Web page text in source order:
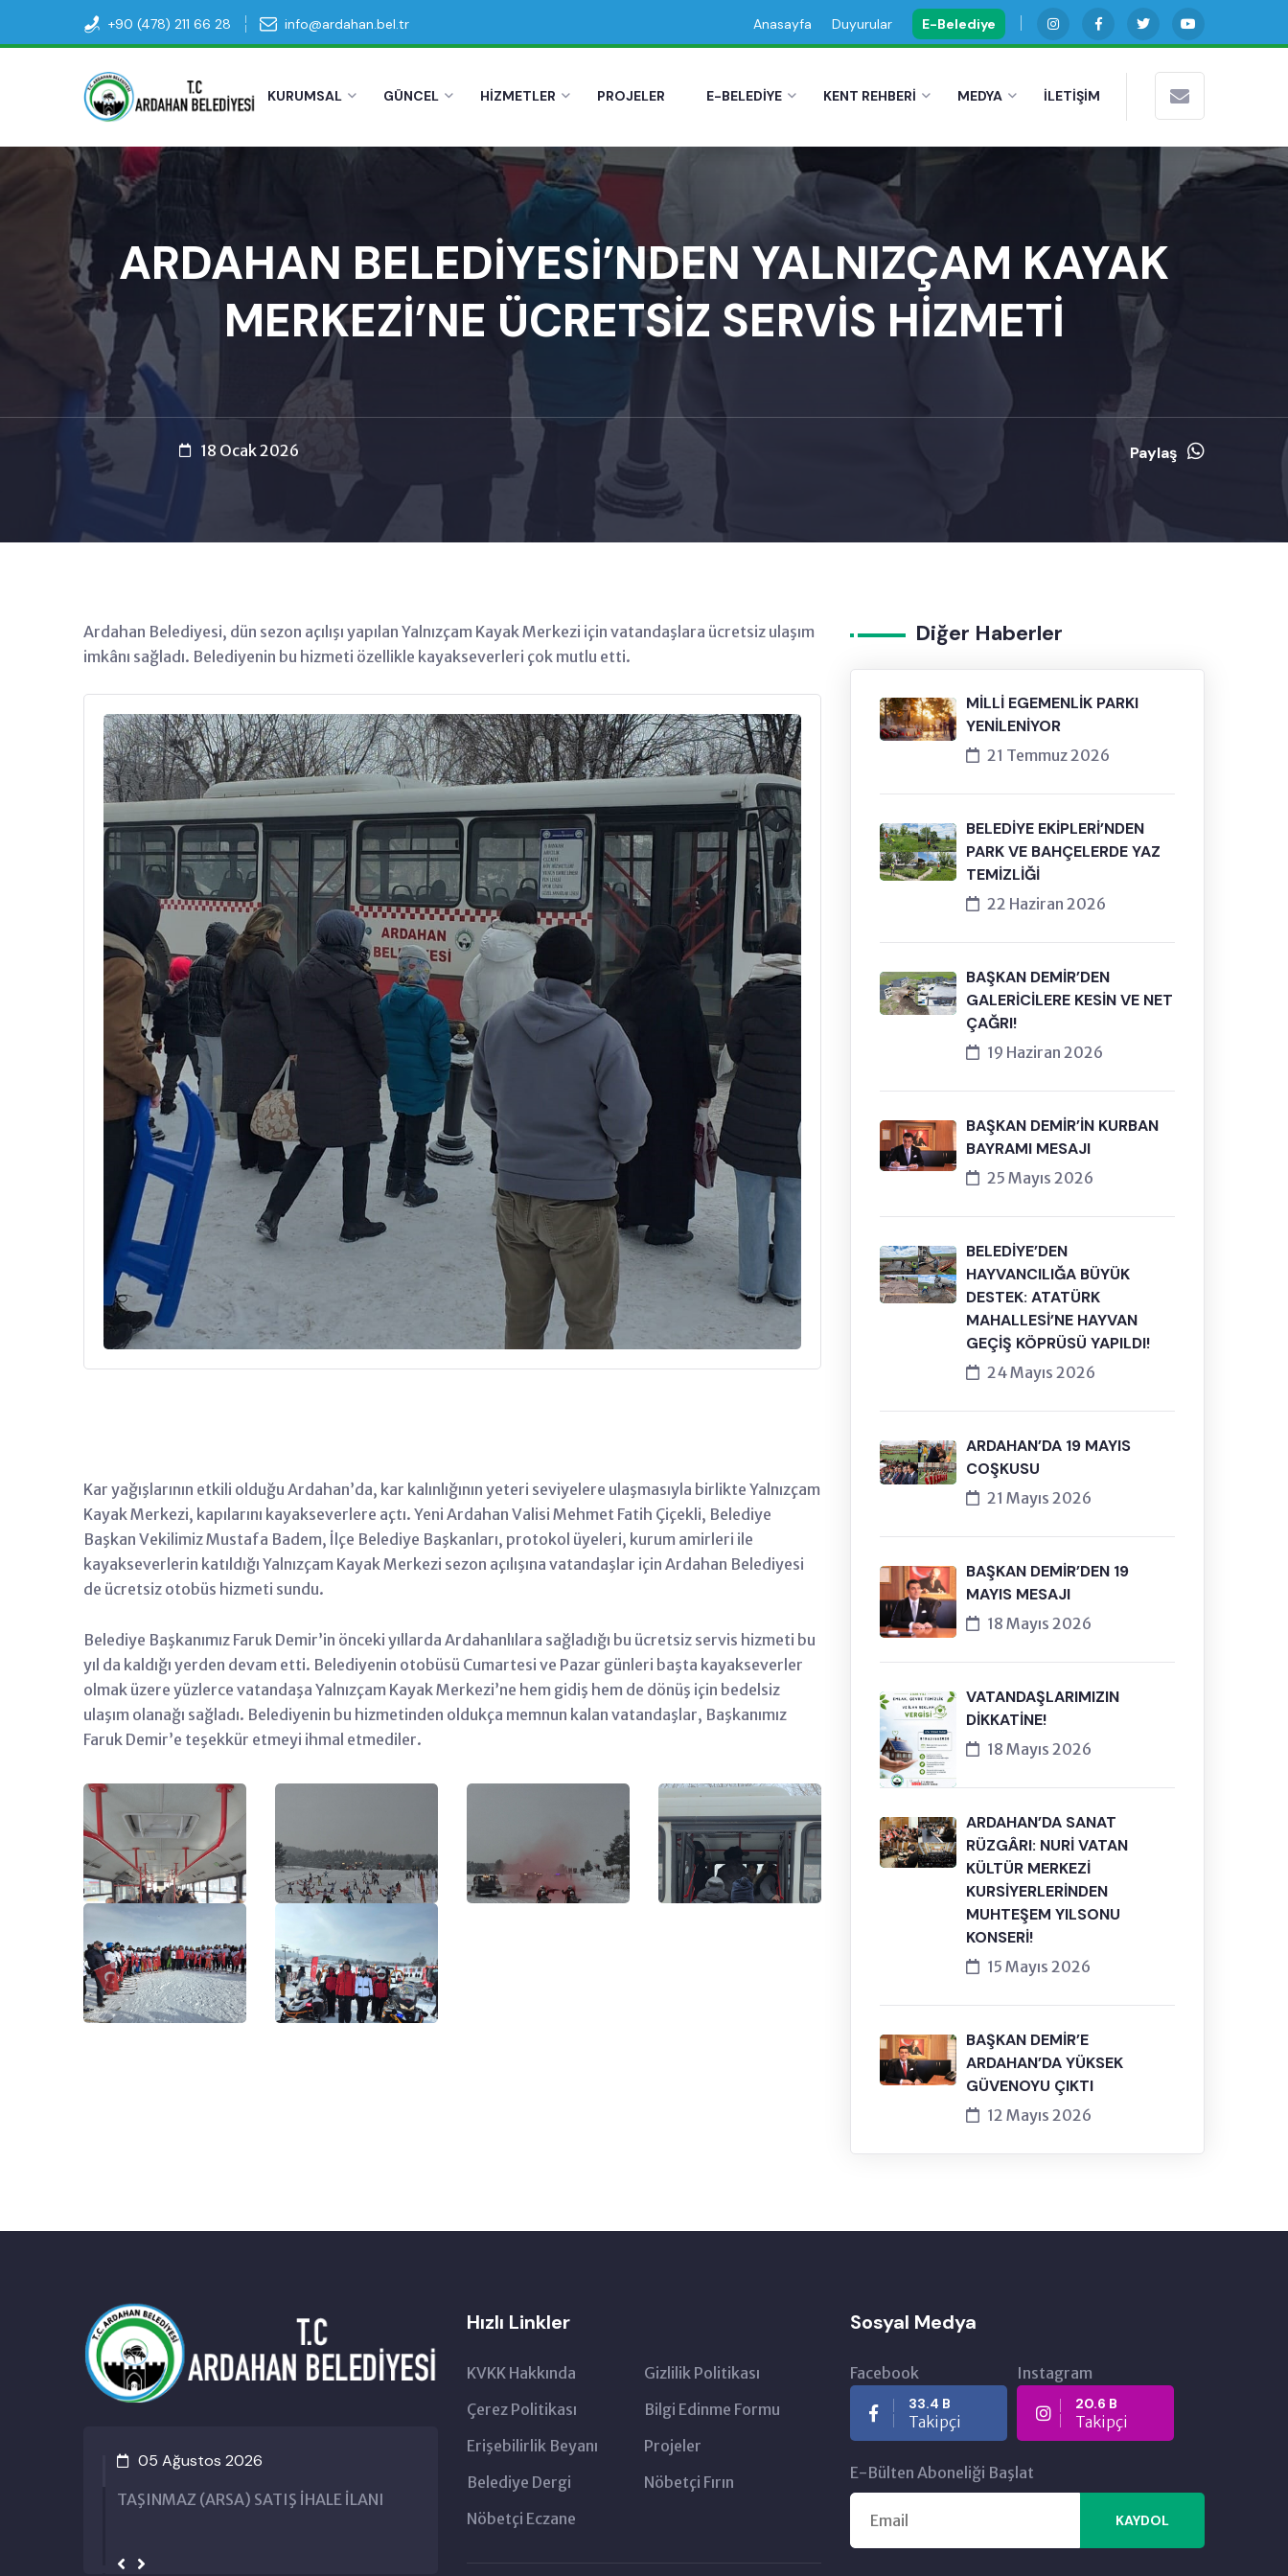
+90 (478) 211 66 28 info@ardahan.bel.tr Anasayfa Duyurular E-Belediye
KURUMSAL GÜNCEL HİZMETLER PROJELER E-BELEDİYE KENT REHBERİ MEDYA İLETİŞİM
ARDAHAN BELEDİYESİ’NDEN YALNIZÇAM KAYAK
MERKEZİ’NE ÜCRETSİZ SERVİS HİZMETİ
18 Ocak 2026 Paylaş
Ardahan Belediyesi, dün sezon açılışı yapılan Yalnızçam Kayak Merkezi için vatandaşlara ücretsiz ulaşım
imkânı sağladı. Belediyenin bu hizmeti özellikle kayakseverleri çok mutlu etti.
Kar yağışlarının etkili olduğu Ardahan’da, kar kalınlığının yeteri seviyelere ulaşmasıyla birlikte Yalnızçam
Kayak Merkezi, kapılarını kayakseverlere açtı. Yeni Ardahan Valisi Mehmet Fatih Çiçekli, Belediye
Başkan Vekilimiz Mustafa Badem, İlçe Belediye Başkanları, protokol üyeleri, kurum amirleri ile
kayakseverlerin katıldığı Yalnızçam Kayak Merkezi sezon açılışına vatandaşlar için Ardahan Belediyesi
de ücretsiz otobüs hizmeti sundu.
Belediye Başkanımız Faruk Demir’in önceki yıllarda Ardahanlılara sağladığı bu ücretsiz servis hizmeti bu
yıl da kaldığı yerden devam etti. Belediyenin otobüsü Cumartesi ve Pazar günleri başta kayakseverler
olmak üzere yüzlerce vatandaşa Yalnızçam Kayak Merkezi’ne hem gidiş hem de dönüş için bedelsiz
ulaşım olanağı sağladı. Belediyenin bu hizmetinden oldukça memnun kalan vatandaşlar, Başkanımız
Faruk Demir’e teşekkür etmeyi ihmal etmediler.
Diğer Haberler
MİLLİ EGEMENLİK PARKI
YENİLENİYOR
21 Temmuz 2026
BELEDİYE EKİPLERİ’NDEN
PARK VE BAHÇELERDE YAZ
TEMİZLİĞİ
22 Haziran 2026
BAŞKAN DEMİR’DEN
GALERİCİLERE KESİN VE NET
ÇAĞRI!
19 Haziran 2026
BAŞKAN DEMİR’İN KURBAN
BAYRAMI MESAJI
25 Mayıs 2026
BELEDİYE’DEN
HAYVANCILIĞA BÜYÜK
DESTEK: ATATÜRK
MAHALLESİ’NE HAYVAN
GEÇİŞ KÖPRÜSÜ YAPILDI!
24 Mayıs 2026
ARDAHAN’DA 19 MAYIS
COŞKUSU
21 Mayıs 2026
BAŞKAN DEMİR’DEN 19
MAYIS MESAJI
18 Mayıs 2026
VATANDAŞLARIMIZIN
DİKKATİNE!
18 Mayıs 2026
ARDAHAN’DA SANAT
RÜZGÂRI: NURİ VATAN
KÜLTÜR MERKEZİ
KURSİYERLERİNDEN
MUHTEŞEM YILSONU
KONSERİ!
15 Mayıs 2026
BAŞKAN DEMİR’E
ARDAHAN’DA YÜKSEK
GÜVENOYU ÇIKTI
12 Mayıs 2026
SATIŞ İHALE İLANI ARSA VASIFLI TAŞINMAZLAR İHALE İLANI
Karagöl Mahallesi İmar Uygulaması Askı
Çıldır Güneş Enerji Santrali ve
Depolama Tesisi Projesi
Hızlı Linkler
KVKK Hakkında
Gizlilik Politikası
Çerez Politikası
Bilgi Edinme Formu
Erişebilirlik Beyanı
Projeler
Belediye Dergi
Nöbetçi Fırın
Nöbetçi Eczane
Sosyal Medya
Facebook
33.4 B
Takipçi
Instagram
20.6 B
Takipçi
E-Bülten Aboneliği Başlat
KAYDOL